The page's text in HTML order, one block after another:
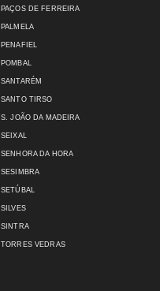
PAÇOS DE FERREIRA
PALMELA
PENAFIEL
POMBAL
SANTARÉM
SANTO TIRSO
S. JOÃO DA MADEIRA
SEIXAL
SENHORA DA HORA
SESIMBRA
SETÚBAL
SILVES
SINTRA
TORRES VEDRAS